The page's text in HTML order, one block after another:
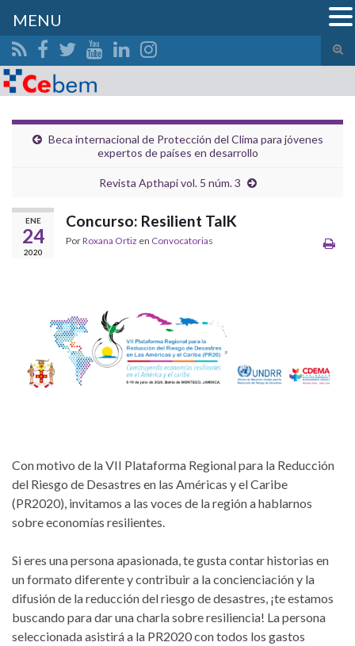
el
Search for:
Beca internacional de Protección del Clima para jóvenes
expertos de países en desarrollo
Revista Apthapi vol. 5 núm. 3
ENE
24
2020
Concurso: Resilient TalK
PorRoxana Ortiz en Convocatorias
Con motivo de la VII Plataforma Regional para la Reducción
del Riesgo de Desastres en las Américas y el Caribe
(PR2020), invitamos a las voces de la región a hablarnos
sobre economías resilientes.
Si eres una persona apasionada, te gusta contar historias en
un formato diferente y contribuir a la concienciación y la
difusión de la reducción del riesgo de desastres, ¡te estamos
buscando para dar una charla sobre resiliencia! La persona
seleccionada asistirá a la PR2020 con todos los gastos
MENU